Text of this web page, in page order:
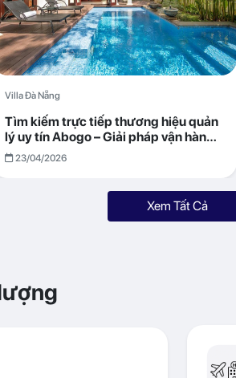
Villa Đà Nẵng
Tìm kiếm trực tiếp thương hiệu quản
lý uy tín Abogo – Giải pháp vận hành
villa hiệu quả, minh bạch
23/04/2026
Xem Tất Cả